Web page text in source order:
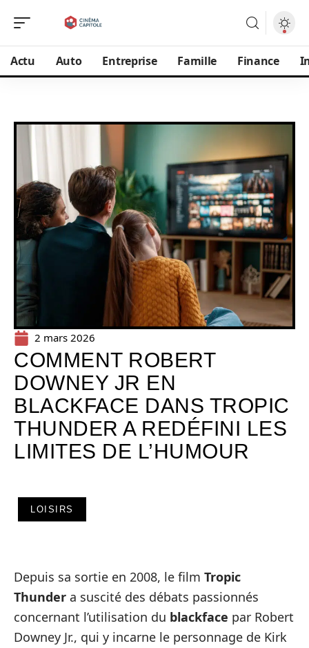
Actu Auto Entreprise Famille Finance
2 mars 2026
COMMENT ROBERT
DOWNEY JR EN
BLACKFACE DANS TROPIC
THUNDER A REDÉFINI LES
LIMITES DE L’HUMOUR
LOISIRS
Depuis sa sortie en 2008, le film Tropic
Thunder a suscité des débats passionnés
concernant l’utilisation du blackface par Robert
Downey Jr., qui y incarne le personnage de Kirk